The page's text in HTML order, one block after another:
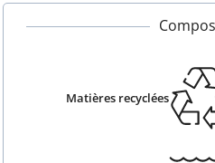
Matières recyclées